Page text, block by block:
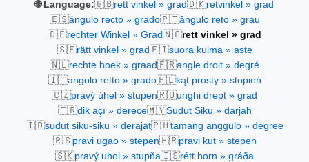
🌐 Language:🇬🇧rett vinkel » grad🇩🇰retvinkel » grad
🇪🇸ángulo recto » grado🇵🇹ângulo reto » grau
🇩🇪rechter Winkel » Grad🇳🇴rett vinkel » grad
🇸🇪rätt vinkel » grad🇫🇮suora kulma » aste
🇳🇱rechte hoek » graad🇫🇷angle droit » degré
🇮🇹angolo retto » grado🇵🇱kąt prosty » stopień
🇨🇿pravý úhel » stupen🇷🇴unghi drept » grad
🇹🇷dik açı » derece🇲🇾Sudut Siku » darjah
🇮🇩sudut siku-siku » derajat🇵🇭tamang anggulo » degree
🇷🇸pravi ugao » stepen🇭🇷pravi kut » stepen
🇸🇰pravý uhol » stupňa🇮🇸rétt horn » gráða